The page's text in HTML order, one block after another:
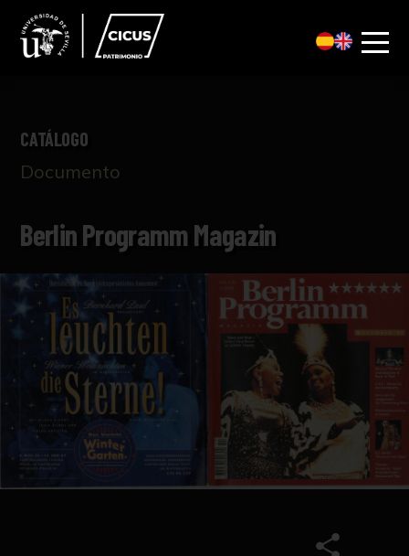
CATÁLOGO
Documento
Berlin Programm Magazin